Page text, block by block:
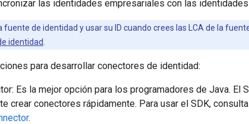
las identidades empresariales con las
fuente de identidad y usar su ID cuando crees las LCA de la
identidad
para desarrollar conectores de identidad:
Es la mejor opción para los programadores de Java. El
crear conectores rápidamente. Para usar el SDK, consulta
.